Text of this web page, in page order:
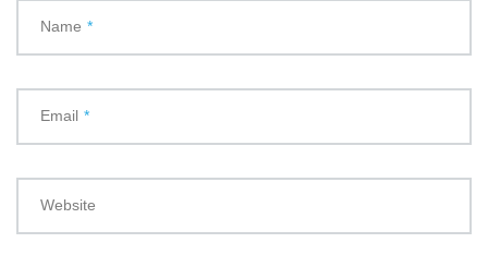
Name *
Email *
Website